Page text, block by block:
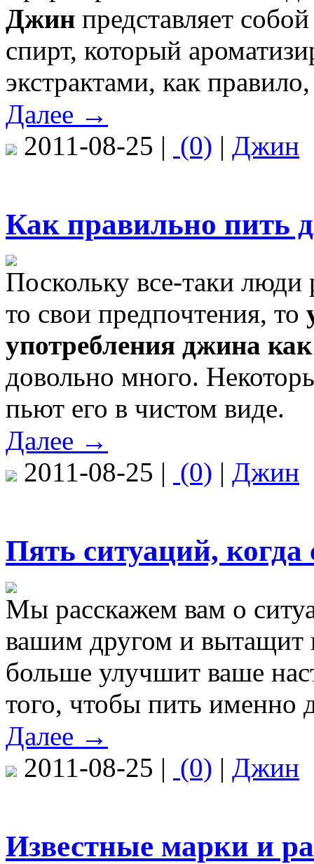
Джин представляет
спирт, который
экстрактами, как
Далее →
2011-08-25 | (0) | Джин
Как правильно пить
Поскольку все-таки
то свои предпочтения, то
употребления джина
довольно много.
пьют его в чистом виде.
Далее →
2011-08-25 | (0) | Джин
Пять ситуаций,
Мы расскажем вам о
вашим другом и вытащит
больше улучшит ваше
того, чтобы пить именно
Далее →
2011-08-25 | (0) | Джин
Известные марки и